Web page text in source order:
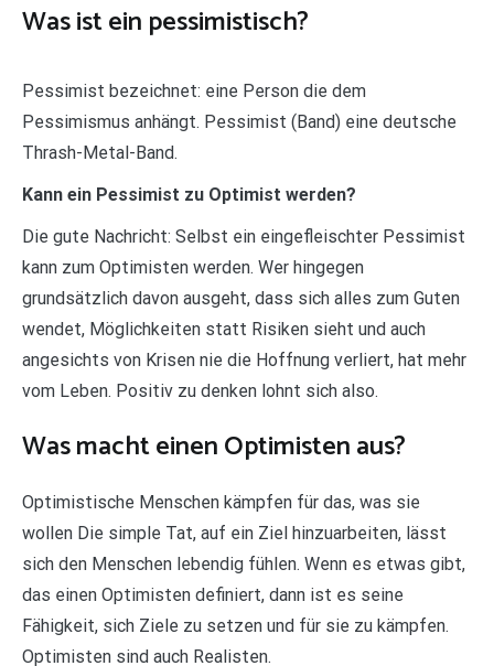
Was ist ein pessimistisch?
Pessimist bezeichnet: eine Person die dem
Pessimismus anhängt. Pessimist (Band) eine deutsche
Thrash-Metal-Band.
Kann ein Pessimist zu Optimist werden?
Die gute Nachricht: Selbst ein eingefleischter Pessimist
kann zum Optimisten werden. Wer hingegen
grundsätzlich davon ausgeht, dass sich alles zum Guten
wendet, Möglichkeiten statt Risiken sieht und auch
angesichts von Krisen nie die Hoffnung verliert, hat mehr
vom Leben. Positiv zu denken lohnt sich also.
Was macht einen Optimisten aus?
Optimistische Menschen kämpfen für das, was sie
wollen Die simple Tat, auf ein Ziel hinzuarbeiten, lässt
sich den Menschen lebendig fühlen. Wenn es etwas gibt,
das einen Optimisten definiert, dann ist es seine
Fähigkeit, sich Ziele zu setzen und für sie zu kämpfen.
Optimisten sind auch Realisten.